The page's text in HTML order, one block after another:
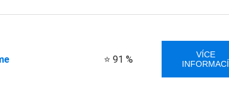
⭐ 91 %
VÍCE
INFORMACÍ